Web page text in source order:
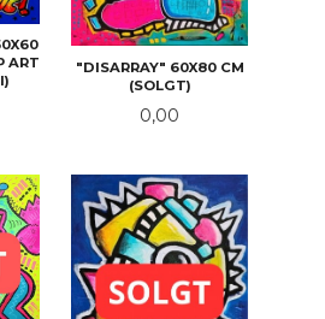
ART
"DISARRAY" 60X80 CM
(SOLGT)
Pris
0,00